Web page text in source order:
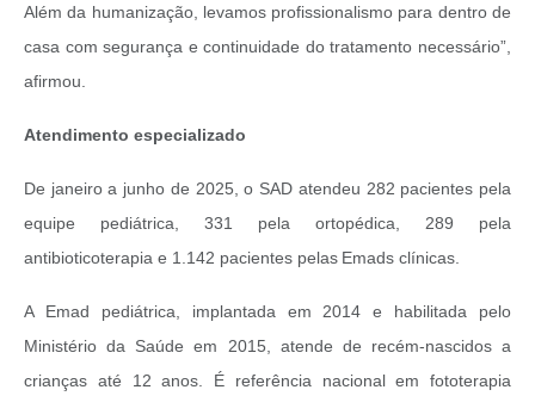
Além da humanização, levamos profissionalismo para dentro de
casa com segurança e continuidade do tratamento necessário”,
afirmou.
Atendimento especializado
De janeiro a junho de 2025, o SAD atendeu 282 pacientes pela
equipe pediátrica, 331 pela ortopédica, 289 pela
antibioticoterapia e 1.142 pacientes pelas Emads clínicas.
A Emad pediátrica, implantada em 2014 e habilitada pelo
Ministério da Saúde em 2015, atende de recém-nascidos a
crianças até 12 anos. É referência nacional em fototerapia